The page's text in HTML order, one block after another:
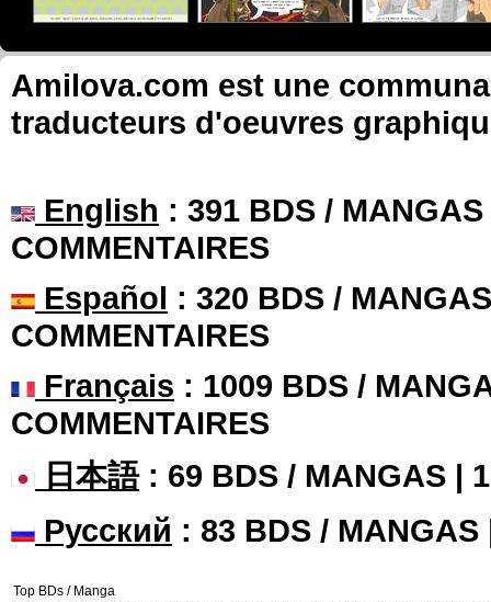
Amilova.com est une
traducteurs d'oeuvres
English : 391 BDS /
COMMENTAIRES
Español : 320 BDS /
COMMENTAIRES
Français : 1009 BDS /
COMMENTAIRES
日本語: 69 BDS / MANGAS |
Русский : 83 BDS / MANGAS
Top BDs / Manga